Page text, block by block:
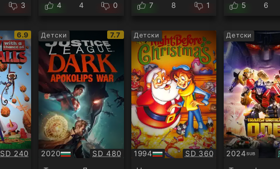
3 4 4 0 7 8 1 5 6
IMDb
рейтинг:
6.9
Качество:
SD 240
Детски
IMDb
рейтинг:
7.7
2020
БГ
аудио
Качество:
SD 480
Детски
1994
БГ
аудио
Качество:
SD 360
Детски
2024SUB
Субтитри